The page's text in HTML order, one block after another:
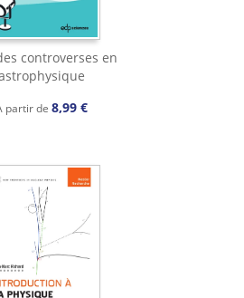
controverses en
partir de 8,99 €